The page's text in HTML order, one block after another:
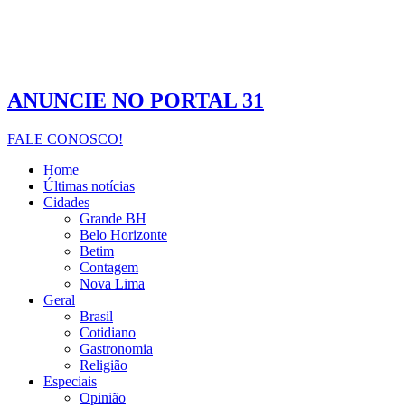
ANUNCIE NO PORTAL 31
FALE CONOSCO!
Home
Últimas notícias
Cidades
Grande BH
Belo Horizonte
Betim
Contagem
Nova Lima
Geral
Brasil
Cotidiano
Gastronomia
Religião
Especiais
Opinião